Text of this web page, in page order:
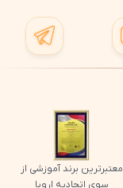
معتبرترین برند آموزشی از
سوی اتحادیه اروپا